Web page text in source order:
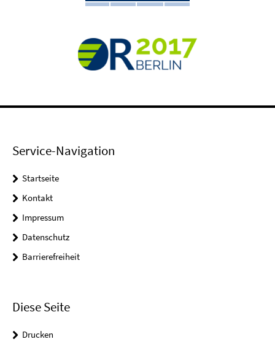
Service-Navigation
Startseite
Kontakt
Impressum
Datenschutz
Barrierefreiheit
Diese Seite
Drucken